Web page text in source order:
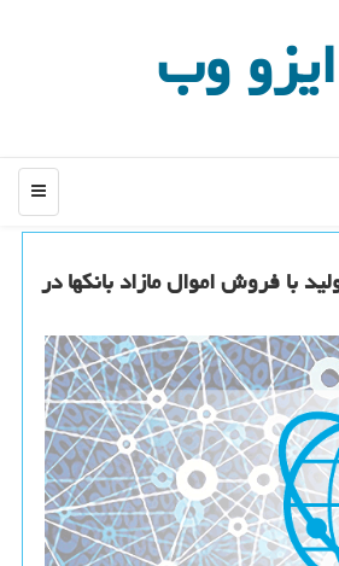
ایزو وب
منو
با فروش اموال مازاد بانكها در